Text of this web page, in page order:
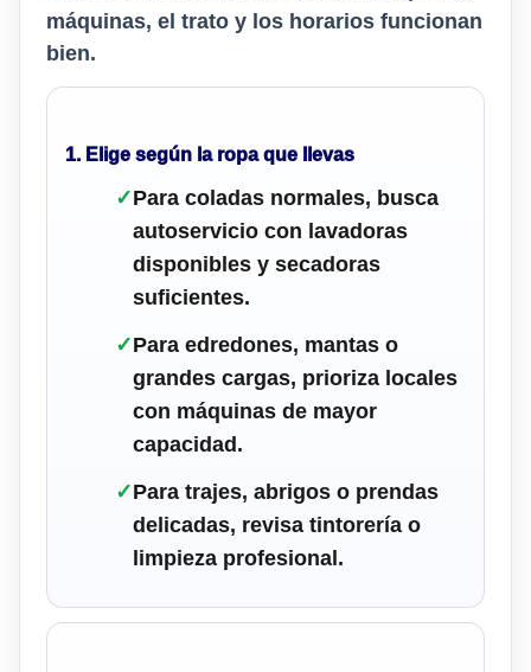
máquinas, el trato y los horarios funcionan
bien.
1. Elige según la ropa que llevas
✓Para coladas normales, busca
autoservicio con lavadoras
disponibles y secadoras
suficientes.
✓Para edredones, mantas o
grandes cargas, prioriza locales
con máquinas de mayor
capacidad.
✓Para trajes, abrigos o prendas
delicadas, revisa tintorería o
limpieza profesional.